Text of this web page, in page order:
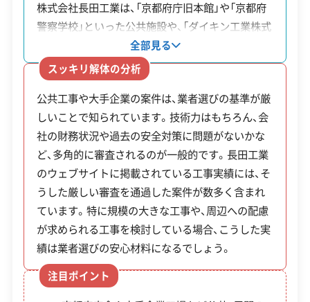
車両進入が困難なエリア：北区の西陣地区、右京
区の太秦地区、下京区の路地奥などは、2tトラッ
クがやっと入れるか、あるいは完全に手運びが
必須となる現場が多く、運搬費が割高になりま
す。
駐車コストが高いエリア：下京区や南区の京都
駅周辺が最も高く、観光地である左京区の岡崎
周辺や右京区の嵐山周辺でも駐車料金は高騰し
ています。作業員の駐車経費が見積もりを圧迫
する要因です。
処分場へのアクセスと運搬費： 市の主要なクリ
ーンセンターが立地する伏見区や南区、左京区
は運搬面で有利です。一方、市の北端に位置する
対応エリア 京都府
木造 鉄骨造
対応業務
産業廃棄物収集運搬業
不用品回収業
公式HP 公式サイトを見る
SNS SNSを見る
許可番号
【建設業許可】
京都府知事：第41596号
【産業廃棄物収集運搬業許可】
京都府知事：第02600240294号
大阪府知事：第02700240294号
全部見る
この解体業者の特徴
株式会社長田工業は、「京都府庁旧本館」や「京都府
警察学校」といった公共施設や、「ダイキン工業株式
会社」の工場など、大規模な建物の解体を手掛けて
きた実績があります。これらの工事は、発注元であ
る自治体や大手企業が設ける厳しい基準をクリア
しなければ受注できません。そのため、技術力や安
全管理の体制が整っている業者を探す上で、一つの
判断材料になります。社内には1級土木施工管理技
士や石綿作業主任者などの有資格者が在籍してお
り、解体後の土地整備まで一貫して依頼が可能で
す。
全部見る
スッキリ解体の分析
公共工事や大手企業の案件は、業者選びの基準が厳
しいことで知られています。技術力はもちろん、会
社の財務状況や過去の安全対策に問題がないかな
ど、多角的に審査されるのが一般的です。長田工業
のウェブサイトに掲載されている工事実績には、そ
うした厳しい審査を通過した案件が数多く含まれ
ています。特に規模の大きな工事や、周辺への配慮
が求められる工事を検討している場合、こうした実
績は業者選びの安心材料になるでしょう。
注目ポイント